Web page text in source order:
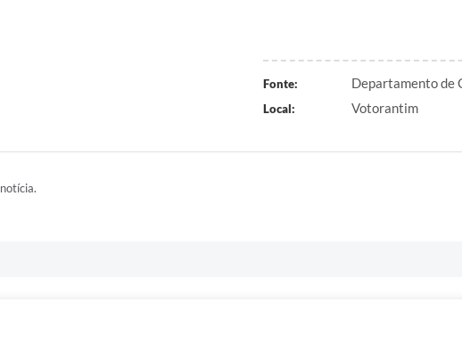
Fonte: Departamento de
Local: Votorantim